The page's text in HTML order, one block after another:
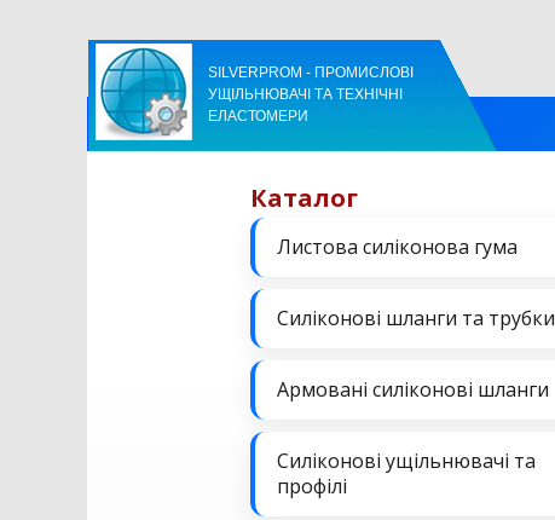
SILVERPROM - ПРОМИСЛОВІ
УЩІЛЬНЮВАЧІ ТА ТЕХНІЧНІ
ЕЛАСТОМЕРИ
Каталог
Листова силіконова гума
Силіконові шланги та трубки
Армовані силіконові шланги
Силіконові ущільнювачі та
профілі